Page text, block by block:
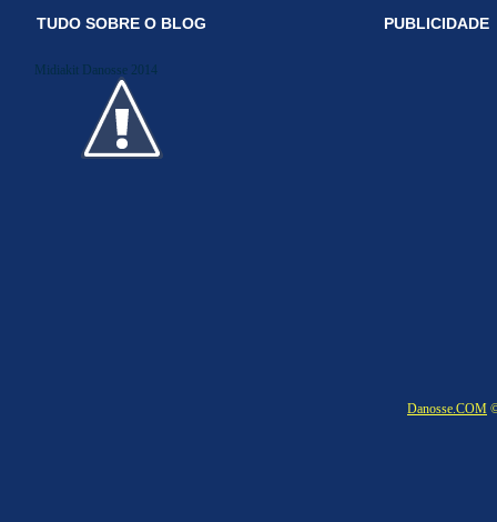
TUDO SOBRE O BLOG
Midiakit Danosse 2014
PUBLICIDADE
Danosse.COM